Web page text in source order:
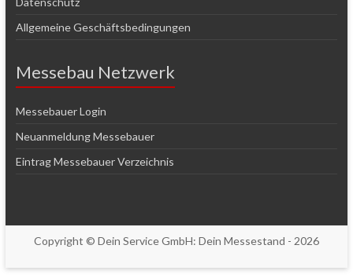
Allgemeine Geschäftsbedingungen
Messebau Netzwerk
Messebauer Login
Neuanmeldung Messebauer
Eintrag Messebauer Verzeichnis
Copyright © Dein Service GmbH: Dein Messestand - 2026